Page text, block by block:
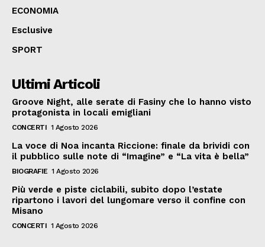
ECONOMIA
Esclusive
SPORT
Ultimi Articoli
Groove Night, alle serate di Fasiny che lo hanno visto
protagonista in locali emigliani
CONCERTI 1 Agosto 2026
La voce di Noa incanta Riccione: finale da brividi con
il pubblico sulle note di “Imagine” e “La vita è bella”
BIOGRAFIE 1 Agosto 2026
Più verde e piste ciclabili, subito dopo l’estate
ripartono i lavori del lungomare verso il confine con
Misano
CONCERTI 1 Agosto 2026